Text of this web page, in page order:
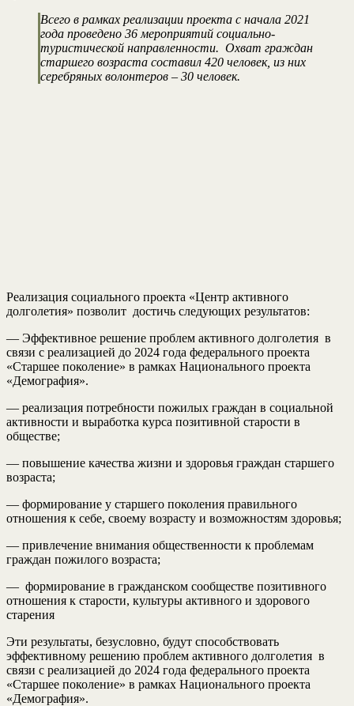
Всего в рамках реализации проекта с начала 2021
года проведено 36 мероприятий социально-
туристической направленности. Охват граждан
старшего возраста составил 420 человек, из них
серебряных волонтеров – 30 человек.
Реализация социального проекта «Центр активного
долголетия» позволит достичь следующих результатов:
— Эффективное решение проблем активного долголетия в
связи с реализацией до 2024 года федерального проекта
«Старшее поколение» в рамках Национального проекта
«Демография».
— реализация потребности пожилых граждан в социальной
активности и выработка курса позитивной старости в
обществе;
— повышение качества жизни и здоровья граждан старшего
возраста;
— формирование у старшего поколения правильного
отношения к себе, своему возрасту и возможностям здоровья;
— привлечение внимания общественности к проблемам
граждан пожилого возраста;
— формирование в гражданском сообществе позитивного
отношения к старости, культуры активного и здорового
старения
Эти результаты, безусловно, будут способствовать
эффективному решению проблем активного долголетия в
связи с реализацией до 2024 года федерального проекта
«Старшее поколение» в рамках Национального проекта
«Демография».